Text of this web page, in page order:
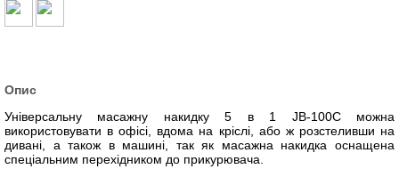
Опис
Універсальну масажну накидку 5 в 1 JB-100Cможна
використовувати в офісі, вдома на кріслі, або ж розстеливши на
дивані, а також в машині, так як масажна накидка оснащена
спеціальним перехідником до прикурювача.